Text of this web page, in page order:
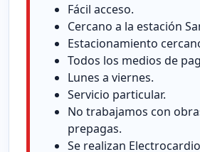
Fácil acceso.
Cercano a la estación
Estacionamiento
Todos los medios de
Lunes a viernes.
Servicio particular.
No trabajamos con
prepagas.
Se realizan